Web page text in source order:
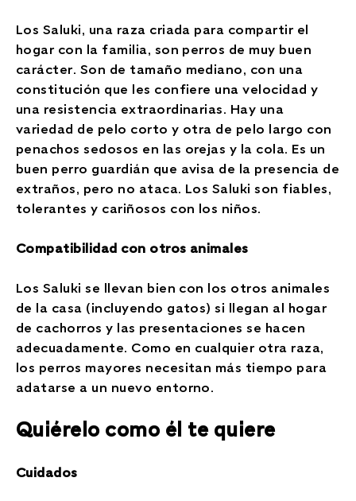
Los Saluki, una raza criada para compartir el
hogar con la familia, son perros de muy buen
carácter. Son de tamaño mediano, con una
constitución que les confiere una velocidad y
una resistencia extraordinarias. Hay una
variedad de pelo corto y otra de pelo largo con
penachos sedosos en las orejas y la cola. Es un
buen perro guardián que avisa de la presencia de
extraños, pero no ataca. Los Saluki son fiables,
tolerantes y cariñosos con los niños.
Compatibilidad con otros animales
Los Saluki se llevan bien con los otros animales
de la casa (incluyendo gatos) si llegan al hogar
de cachorros y las presentaciones se hacen
adecuadamente. Como en cualquier otra raza,
los perros mayores necesitan más tiempo para
adatarse a un nuevo entorno.
Quiérelo como él te quiere
Cuidados